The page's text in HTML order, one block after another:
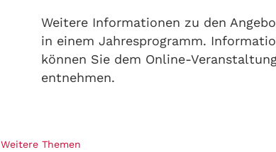
Weitere Informationen zu den
in einem Jahresprogramm.
können Sie dem Online-
entnehmen.
Weitere Themen